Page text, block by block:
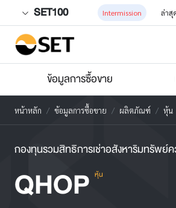
SET100 Intermission ล่าสุ
ข้อมูลการซื้อขาย
หน้าหลัก ข้อมูลการซื้อขาย ผลิตภัณฑ์ หุ้น
กองทุนรวมสิทธิการเช่าอสังหาริมทรัพ
QHOP หุ้น